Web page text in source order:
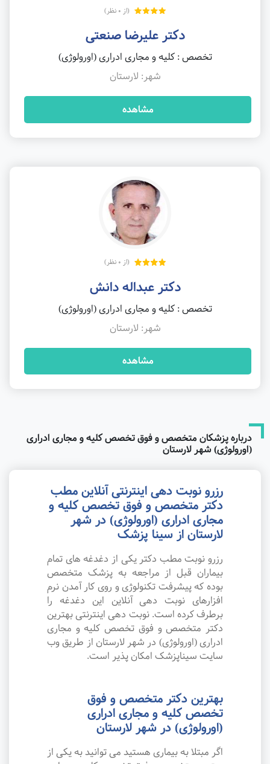
(از 0 نظر)
دکتر علیرضا صنعتی
تخصص : کلیه و مجاری ادراری (اورولوژی)
شهر: لارستان
مشاهده
(از 0 نظر)
دکتر عبداله دانش
تخصص : کلیه و مجاری ادراری (اورولوژی)
شهر: لارستان
مشاهده
درباره پزشکان متخصص و فوق تخصص کلیه و مجاری ادراری
(اورولوژی) شهر لارستان
رزرو نوبت دهی اینترنتی آنلاین مطب
دکتر متخصص و فوق تخصص کلیه و
مجاری ادراری (اورولوژی) در شهر
لارستان از سینا پزشک
رزرو نوبت مطب دکتر یکی از دغدغه های تمام
بیماران قبل از مراجعه به پزشک متخصص
بوده که پیشرفت تکنولوژی و روی کار آمدن نرم
افزارهای نوبت دهی آنلاین این دغدغه را
برطرف کرده است. نوبت دهی اینترنتی بهترین
دکتر متخصص و فوق تخصص کلیه و مجاری
ادراری (اورولوژی) در شهر لارستان از طریق وب
سایت سیناپزشک امکان پذیر است.
بهترین دکتر متخصص و فوق
تخصص کلیه و مجاری ادراری
(اورولوژی) در شهر لارستان
اگر مبتلا به بیماری هستید می توانید به یکی از